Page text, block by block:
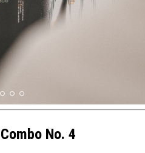
No. 4